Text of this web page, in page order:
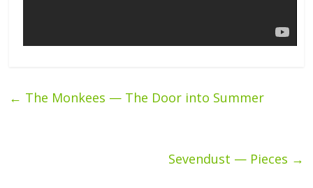
← The Monkees — The Door into Summer
Sevendust — Pieces →